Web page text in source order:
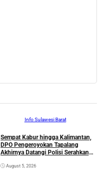
Info Sulawesi Barat
Sempat Kabur hingga Kalimantan,
DPO Pengeroyokan Tapalang
Akhirnya Datangi Polisi Serahkan
August 5, 2026